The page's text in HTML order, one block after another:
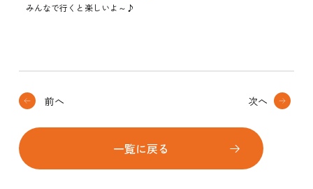
みんなで行くと楽しいよ～♪
前へ
一覧に戻る
次へ